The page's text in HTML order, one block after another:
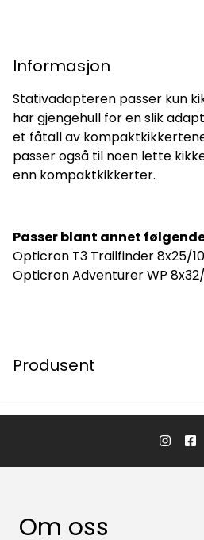
Informasjon
Stativadapteren passer kun
har gjengehull for en slik
et fåtall av
passer også til noen lette
enn kompaktkikkerter.
Passer blant annet
Opticron T3 Trailfinder 8x25/
Opticron Adventurer WP
Produsent
Om oss